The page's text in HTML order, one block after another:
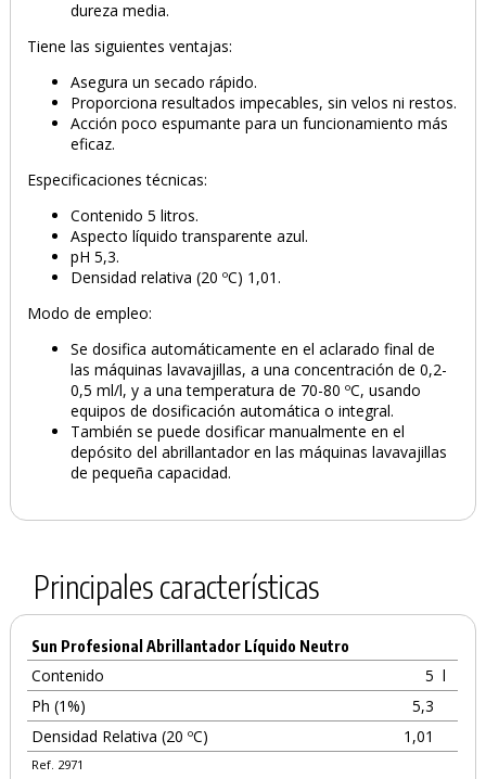
PRODUCTO AÑADIDO AL CARRITO
dureza media.
Tiene las siguientes ventajas:
Asegura un secado rápido.
Proporciona resultados impecables, sin velos ni restos.
Acción poco espumante para un funcionamiento más
eficaz.
Especificaciones técnicas:
Contenido 5 litros.
Aspecto líquido transparente azul.
pH 5,3.
Densidad relativa (20 ºC) 1,01.
Modo de empleo:
Se dosifica automáticamente en el aclarado final de
las máquinas lavavajillas, a una concentración de 0,2-
0,5 ml/l, y a una temperatura de 70-80 ºC, usando
equipos de dosificación automática o integral.
También se puede dosificar manualmente en el
depósito del abrillantador en las máquinas lavavajillas
de pequeña capacidad.
Principales características
Sun Profesional Abrillantador Líquido Neutro
Contenido 5 l
Ph (1%)
5,3
Densidad Relativa (20 ºC)
1,01
Ref. 2971